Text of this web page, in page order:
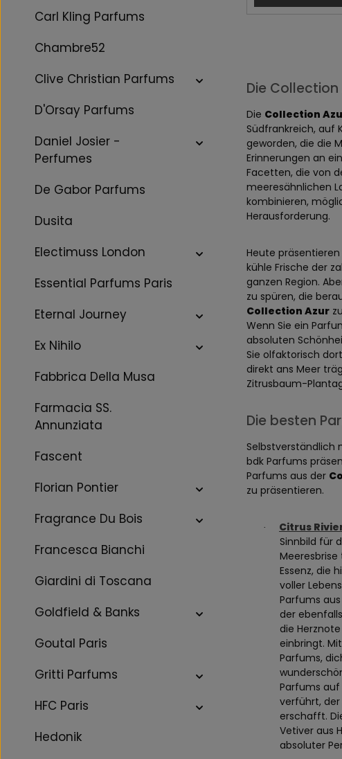
Carl Kling Parfums
Chambre52
Clive Christian Parfums
D'Orsay Parfums
Daniel Josier -
Perfumes
De Gabor Parfums
Dusita
Electimuss London
Essential Parfums Paris
Eternal Journey
Ex Nihilo
Fabbrica Della Musa
Farmacia SS.
Annunziata
Fascent
Florian Pontier
Fragrance Du Bois
Francesca Bianchi
Giardini di Toscana
Goldfield & Banks
Goutal Paris
Gritti Parfums
HFC Paris
Hedonik
Die Collection
Die Collection
Südfrankreich, auf
geworden, die die
Erinnerungen an
Facetten, die von
meeresähnlichen
kombinieren,
Herausforderung.
Heute
kühle Frische der
ganzen Region.
zu spüren, die
Collection Azur
Wenn Sie ein
absoluten
Sie olfaktorisch
direkt ans Meer
Zitrusbaum-
Die besten
Selbstverständlich
bdk Parfums
Parfums aus der
zu präsentieren.
· Citrus
Sinnbild für
Essenz, die
voller
Parfums
der
die
einbringt.
Parfums,
Parfums auf
verführt,
erschafft.
Vetiver aus
absoluter